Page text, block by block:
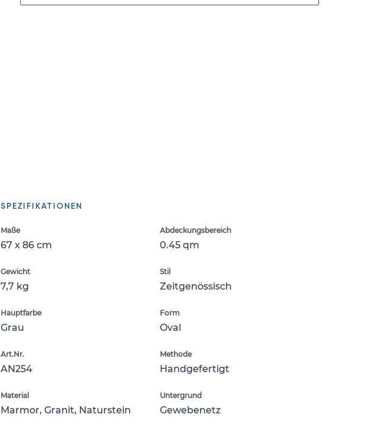
SPEZIFIKATIONEN
Maße
67 x 86 cm
Abdeckungsbereich
0.45 qm
Gewicht
7,7 kg
Stil
Zeitgenössisch
Hauptfarbe
Grau
Form
Oval
Art.Nr.
AN254
Methode
Handgefertigt
Material
Marmor, Granit, Naturstein
Untergrund
Gewebenetz